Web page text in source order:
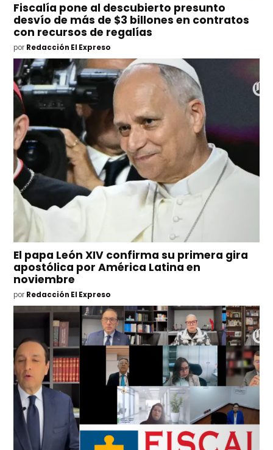
Fiscalía pone al descubierto presunto
desvío de más de $3 billones en contratos
con recursos de regalías
por Redacción El Expreso
El papa León XIV confirma su primera gira
apostólica por América Latina en
noviembre
por Redacción El Expreso